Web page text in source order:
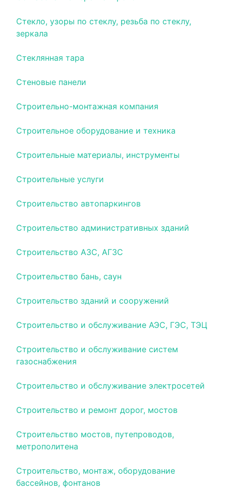
Стекло, узоры по стеклу, резьба по стеклу,
зеркала
Стеклянная тара
Стеновые панели
Строительно-монтажная компания
Строительное оборудование и техника
Строительные материалы, инструменты
Строительные услуги
Строительство автопаркингов
Строительство административных зданий
Строительство АЗС, АГЗС
Строительство бань, саун
Строительство зданий и сооружений
Строительство и обслуживание АЭС, ГЭС, ТЭЦ
Строительство и обслуживание систем
газоснабжения
Строительство и обслуживание электросетей
Строительство и ремонт дорог, мостов
Строительство мостов, путепроводов,
метрополитена
Строительство, монтаж, оборудование
бассейнов, фонтанов